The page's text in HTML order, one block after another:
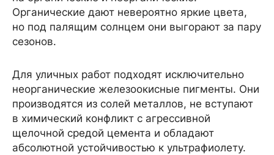
Органические дают невероятно яркие цвета,
но под палящим солнцем они выгорают за пару
сезонов.
Для уличных работ подходят исключительно
неорганические железоокисные пигменты. Они
производятся из солей металлов, не вступают
в химический конфликт с агрессивной
щелочной средой цемента и обладают
абсолютной устойчивостью к ультрафиолету.